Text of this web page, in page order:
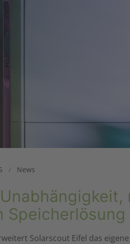
/ News
Speicherlösung
Solarscout Eifel das